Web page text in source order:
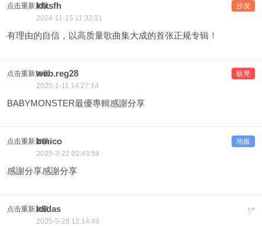
点击重新加载 沙发
kfxsfh
2024-11-15 11:32:31
有理由的自信，以高质量歌曲集大成的首张正规专辑！
点击重新加载 板凳
web.reg28
2025-1-11 14:27:14
BABYMONSTER最優專輯感謝分享
点击重新加载 地板
btnico
2025-3-22 02:43:59
感謝分享感謝分享
点击重新加载 5#
ididas
2025-5-28 12:14:49